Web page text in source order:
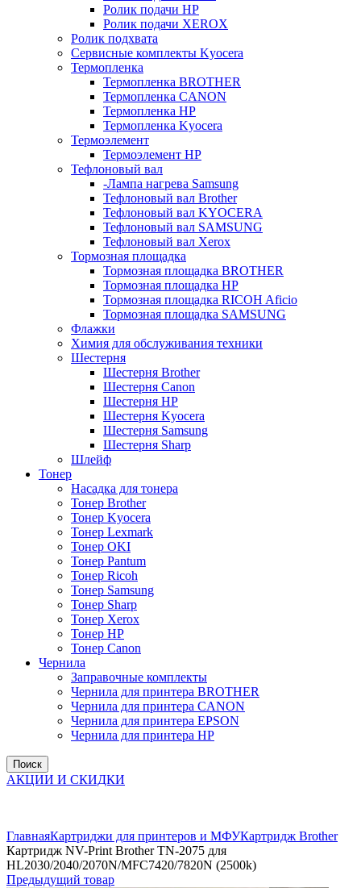
Ролик подачи HP
Ролик подачи XEROX
Ролик подхвата
Сервисные комплекты Kyocera
Термопленка
Термопленка BROTHER
Термопленка CANON
Термопленка HP
Термопленка Kyocera
Термоэлемент
Термоэлемент НР
Тефлоновый вал
-Лампа нагрева Samsung
Тефлоновый вал Brother
Тефлоновый вал KYOCERA
Тефлоновый вал SAMSUNG
Тефлоновый вал Xerox
Тормозная площадка
Тормозная площадка BROTHER
Тормозная площадка HP
Тормозная площадка RICOH Aficio
Тормозная площадка SAMSUNG
Флажки
Химия для обслуживания техники
Шестерня
Шестерня Brother
Шестерня Canon
Шестерня HP
Шестерня Kyocera
Шестерня Samsung
Шестерня Sharp
Шлейф
Тонер
Насадка для тонера
Тонер Brother
Тонер Kyocera
Тонер Lexmark
Тонер OKI
Тонер Pantum
Тонер Ricoh
Тонер Samsung
Тонер Sharp
Тонер Xerox
Тонер НР
Тонер Саnon
Чернила
Заправочные комплекты
Чернила для принтера BROTHER
Чернила для принтера CANON
Чернила для принтера EPSON
Чернила для принтера HP
Поиск
АКЦИИ И СКИДКИ
ГлавнаяКартриджи для принтеров и МФУКартридж Brother
Картридж NV-Print Brother TN-2075 для
HL2030/2040/2070N/MFC7420/7820N (2500k)
Предыдущий товар